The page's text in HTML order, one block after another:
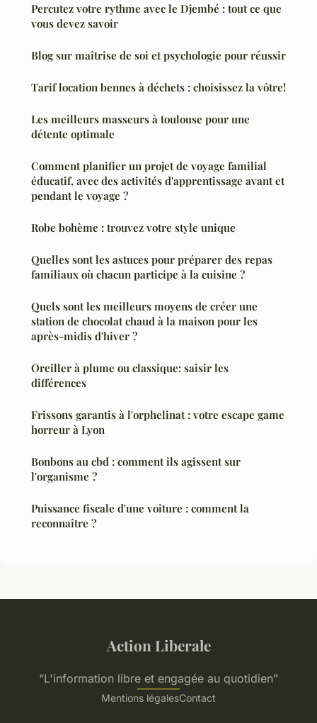
Percutez votre rythme avec le Djembé : tout ce que
vous devez savoir
Blog sur maîtrise de soi et psychologie pour réussir
Tarif location bennes à déchets : choisissez la vôtre!
Les meilleurs masseurs à toulouse pour une
détente optimale
Comment planifier un projet de voyage familial
éducatif, avec des activités d'apprentissage avant et
pendant le voyage ?
Robe bohème : trouvez votre style unique
Quelles sont les astuces pour préparer des repas
familiaux où chacun participe à la cuisine ?
Quels sont les meilleurs moyens de créer une
station de chocolat chaud à la maison pour les
après-midis d'hiver ?
Oreiller à plume ou classique: saisir les
différences
Frissons garantis à l'orphelinat : votre escape game
horreur à Lyon
Bonbons au cbd : comment ils agissent sur
l'organisme ?
Puissance fiscale d'une voiture : comment la
reconnaître ?
Action Liberale
“L'information libre et engagée au quotidien”
Mentions légalesContact